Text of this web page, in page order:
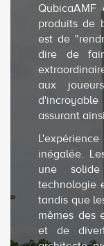
produits de
est de
dire de
aux
assurant
inégalée.
une
technologie
tandis que
mêmes des
et de